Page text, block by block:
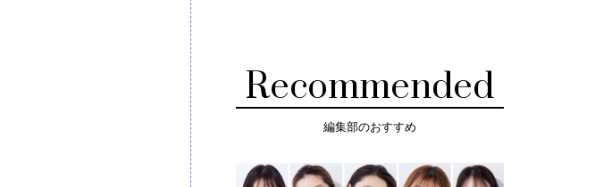
Recommended
編集部のおすすめ